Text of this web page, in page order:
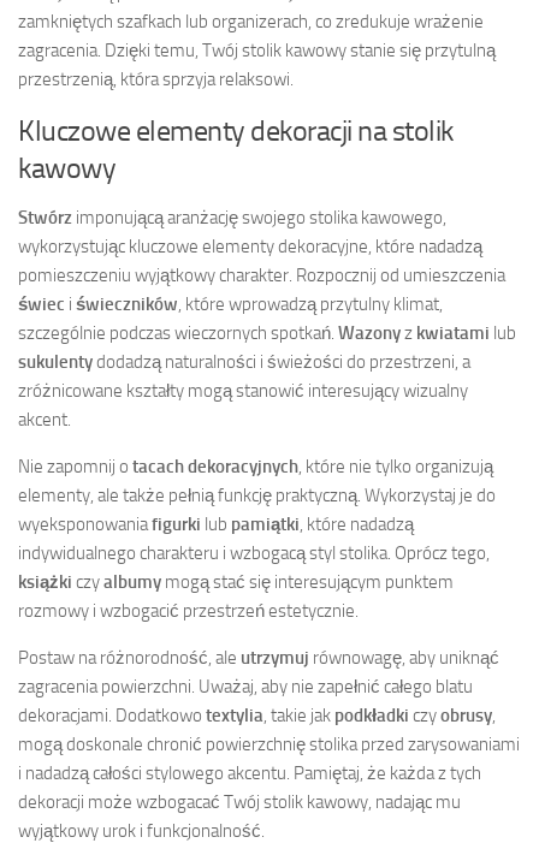
zamkniętych szafkach lub organizerach, co zredukuje wrażenie
zagracenia. Dzięki temu, Twój stolik kawowy stanie się przytulną
przestrzenią, która sprzyja relaksowi.
Kluczowe elementy dekoracji na stolik
kawowy
Stwórz imponującą aranżację swojego stolika kawowego,
wykorzystując kluczowe elementy dekoracyjne, które nadadzą
pomieszczeniu wyjątkowy charakter. Rozpocznij od umieszczenia
świec i świeczników , które wprowadzą przytulny klimat,
szczególnie podczas wieczornych spotkań. Wazonyz kwiatami lub
sukulentydodadzą naturalności i świeżości do przestrzeni, a
zróżnicowane kształty mogą stanowić interesujący wizualny
akcent.
Nie zapomnij o tacach dekoracyjnych , które nie tylko organizują
elementy, ale także pełnią funkcję praktyczną. Wykorzystaj je do
wyeksponowaniafigurki lub pamiątki , które nadadzą
indywidualnego charakteru i wzbogacą styl stolika. Oprócz tego,
książki czyalbumy mogą stać się interesującym punktem
rozmowy i wzbogacić przestrzeń estetycznie.
Postaw na różnorodność, ale utrzymuj równowagę, aby uniknąć
zagracenia powierzchni. Uważaj, aby nie zapełnić całego blatu
dekoracjami. Dodatkowo textylia , takie jak podkładki czyobrusy
mogą doskonale chronić powierzchnię stolika przed zarysowaniami
i nadadzą całości stylowego akcentu. Pamiętaj, że każda z tych
dekoracji może wzbogacać Twój stolik kawowy, nadając mu
wyjątkowy urok i funkcjonalność.